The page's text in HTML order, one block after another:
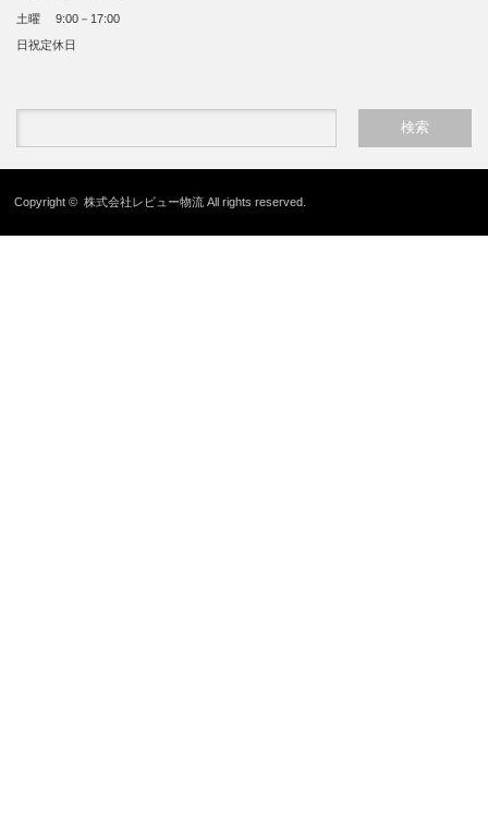
土曜 9:00－17:00
日祝定休日
Copyright ©株式会社レビュー物流 All rights reserved.